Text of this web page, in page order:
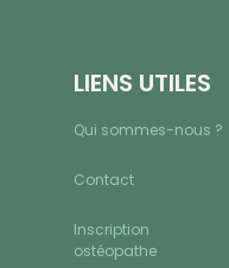
LIENS UTILES
Qui sommes-nous ?
Contact
Inscription
ostéopathe